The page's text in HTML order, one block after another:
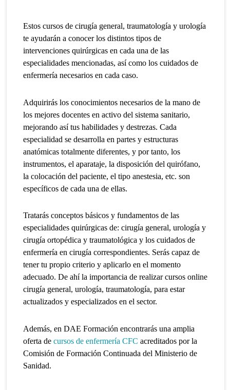
Estos cursos de cirugía general, traumatología y urología
te ayudarán a conocer los distintos tipos de
intervenciones quirúrgicas en cada una de las
especialidades mencionadas, así como los cuidados de
enfermería necesarios en cada caso.
Adquirirás los conocimientos necesarios de la mano de
los mejores docentes en activo del sistema sanitario,
mejorando así tus habilidades y destrezas. Cada
especialidad se desarrolla en partes y estructuras
anatómicas totalmente diferentes, y por tanto, los
instrumentos, el aparataje, la disposición del quirófano,
la colocación del paciente, el tipo anestesia, etc. son
específicos de cada una de ellas.
Tratarás conceptos básicos y fundamentos de las
especialidades quirúrgicas de: cirugía general, urología y
cirugía ortopédica y traumatológica y los cuidados de
enfermería en cirugía correspondientes. Serás capaz de
tener tu propio criterio y aplicarlo en el momento
adecuado. De ahí la importancia de realizar cursos online
cirugía general, urología, traumatología, para estar
actualizados y especializados en el sector.
Además, en DAE Formación encontrarás una amplia
oferta decursos de enfermería CFC acreditados por la
Comisión de Formación Continuada del Ministerio de
Sanidad.